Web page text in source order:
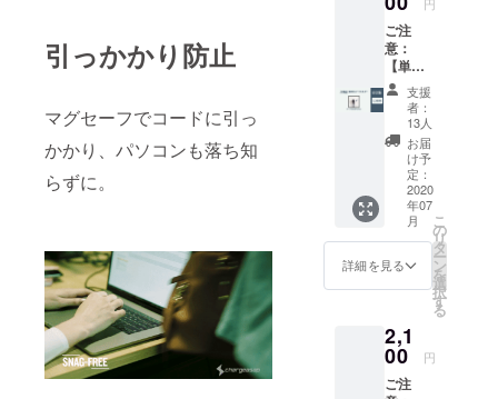
引っかかり防止
マグセーフでコードに引っ
かかり、パソコンも落ち知
らずに。
援はで
きませ
ん。
ルと
チップ
のセッ
トをご
支援さ
れた方
のみ、
お買い
求めい
ただけ
ます。
単品で
のご支
援はで
きませ
ご注
意：
【単品
でのご
支援は
できま
せ
ん。】
付属
品：磁
石式
コード
ホル
ダー
x4 リ
ターン
石式
コード
ホル
ダー（4
支援
者：
13人
お届
け予
定：
2020
年07
月
詳細を見る
こ
の
リ
タ
ー
ン
を
選
択
す
る
2,1
00 円
ご注